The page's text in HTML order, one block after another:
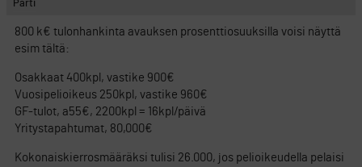
Parti
800 k€ tulonhankinta avauksen prosenttiosuuksilla voisi näyttä
esim tältä:
Osakkaat 400kpl, vastike 900€
Vuosipelioikeus 250kpl, vastike 960€
GF-tulot, a55€, 2200kpl = 16kpl/päivä
Yritystapahtumat, 80,000€
Kokonaiskierrosmääräksi tulisi 26.000, jos pelioikeudella pelaisi